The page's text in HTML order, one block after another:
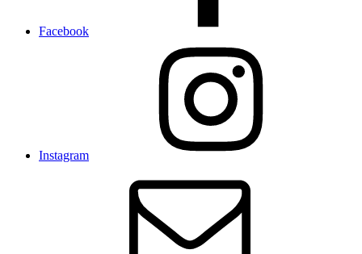
Facebook
Instagram